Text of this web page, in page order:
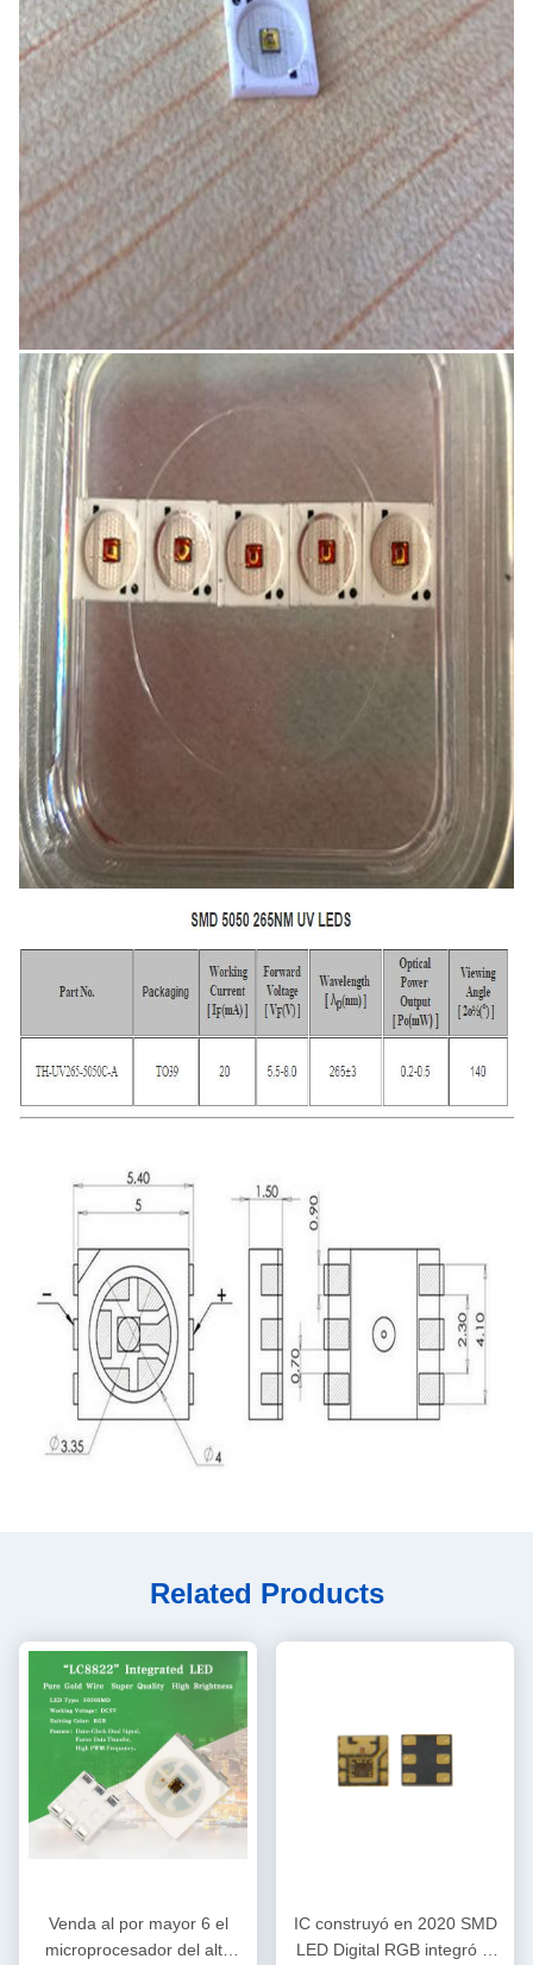
Related Products
Venda al por mayor 6 el
microprocesador del alto
IC construyó en 2020 SMD
LED Digital RGB integró el